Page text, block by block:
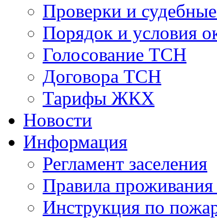
Проверки и
Порядок и условия
Голосование ТСН
Договора ТСН
Тарифы ЖКХ
Новости
Информация
Регламент заселения
Правила
Инструкция по